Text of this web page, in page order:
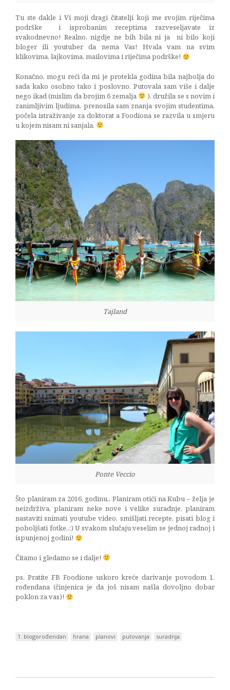
Tu ste dakle i Vi moji dragi čitatelji koji me svojim riječima
podrške i isprobanim receptima razveseljavate iz
svakodnevno! Realno, nigdje ne bih bila ni ja ni bilo koji
bloger ili youtuber da nema Vas! Hvala vam na svim
klikovima, lajkovima, mailovima i riječima podrške!
Konačno, mogu reći da mi je protekla godina bila najbolja do
sada kako osobno tako i poslovno. Putovala sam više i dalje
nego ikad (mislim da brojim 6 zemalja
), družila se s novim i
zanimljivim ljudima, prenosila sam znanja svojim studentima,
počela istraživanje za doktorat a Foodiona se razvila u smjeru
u kojem nisam ni sanjala.
Tajland
Ponte Veccio
Što planiram za 2016. godinu.. Planiram otići na Kubu – želja je
neizdrživa, planiram neke nove i velike suradnje, planiram
nastaviti snimati youtube video, smišljati recepte, pisati blog i
poboljšati fotke..:) U svakom slučaju veselim se jednoj radnoj i
ispunjenoj godini!
Čitamo i gledamo se i dalje!
ps. Pratite FB Foodione uskoro kreće darivanje povodom 1.
rođendana (činjenica je da još nisam našla dovoljno dobar
poklon za vas)!
1. blogorođendan hrana planovi putovanja suradnja